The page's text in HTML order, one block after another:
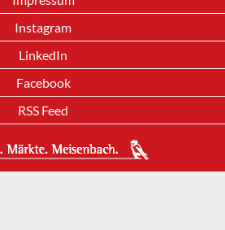
Instagram
LinkedIn
Facebook
RSS Feed